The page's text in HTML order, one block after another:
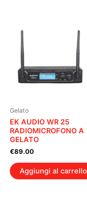
Gelato
EK AUDIO WR 25
RADIOMICROFONO A
GELATO
€89.00
Aggiungi al carrello